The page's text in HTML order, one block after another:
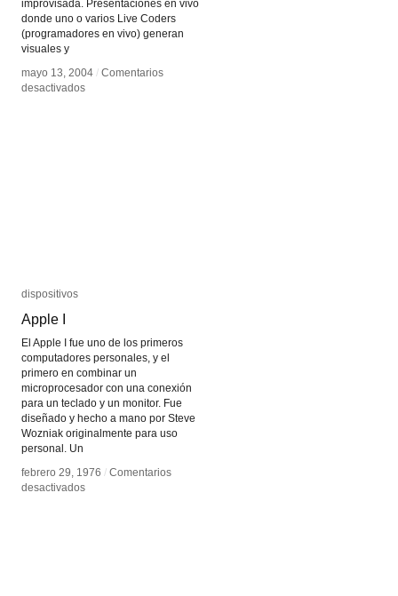
improvisada. Presentaciones en vivo
donde uno o varios Live Coders
(programadores en vivo) generan
visuales y
mayo 13, 2004 / Comentarios
desactivadosen
mayo 13, 2004 / Comentarios
desactivadosen
dispositivos
Apple I
El Apple I fue uno de los primeros
computadores personales, y el
primero en combinar un
microprocesador con una conexión
para un teclado y un monitor. Fue
diseñado y hecho a mano por Steve
Wozniak originalmente para uso
personal. Un
febrero 29, 1976 / Comentarios
desactivadosen
dispositivos
Apple I
febrero 29, 1976 / Comentarios
desactivadosen